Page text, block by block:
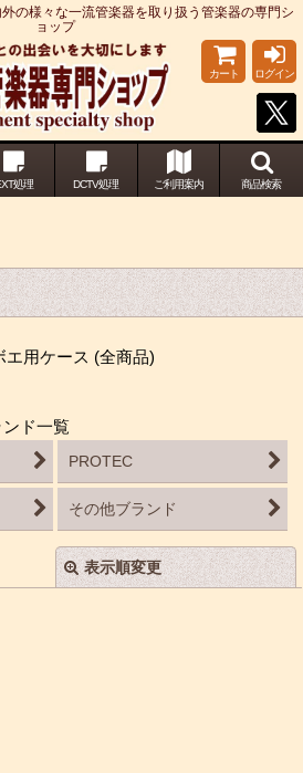
の様々な一流管楽器を取り扱う管楽器の専門シ
ョップ
カート ログイン
処理 DCTV処理 ご利用案内 商品検索
エ用ケース (全商品)
ド一覧
PROTEC
その他ブランド
表示順変更 閉じる